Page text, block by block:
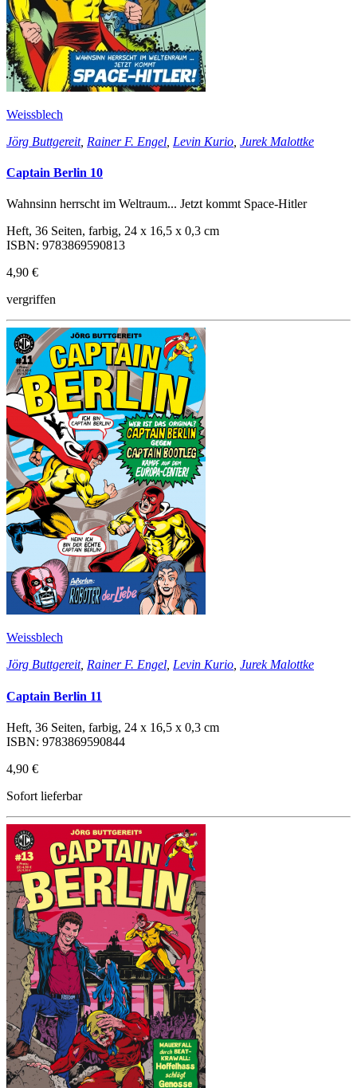
Weissblech
Jörg Buttgereit, Rainer F. Engel Levin Kurio Jurek Malottke
Captain Berlin 10
Wahnsinn herrscht im Weltraum... Jetzt kommt Space-Hitler
Heft, 36 Seiten, farbig, 24 x 16,5 x 0,3 cm
ISBN: 9783869590813
4,90 €
vergriffen
Weissblech
Jörg Buttgereit, Rainer F. Engel Levin Kurio Jurek Malottke
Captain Berlin 11
Heft, 36 Seiten, farbig, 24 x 16,5 x 0,3 cm
ISBN: 9783869590844
4,90 €
Sofort lieferbar